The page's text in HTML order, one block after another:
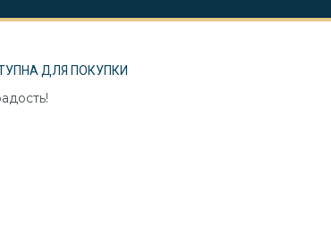
ДЛЯ ПОКУПКИ